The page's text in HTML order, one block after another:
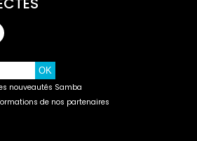
nouveautés Samba
de nos partenaires